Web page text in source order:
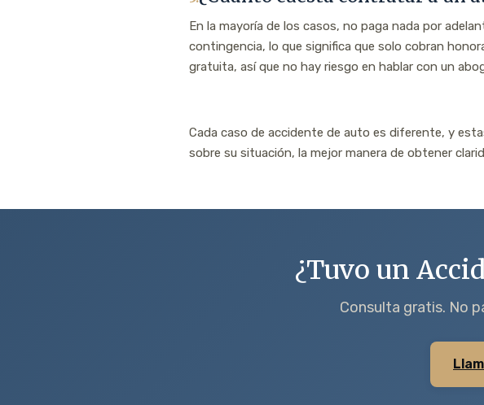
En la mayoría de los casos, no paga nada por
contingencia, lo que significa que solo cobran
gratuita, así que no hay riesgo en hablar con un
Cada caso de accidente de auto es diferente, y
sobre su situación, la mejor manera de obtener
¿Tuvo un
Consulta gratis. No